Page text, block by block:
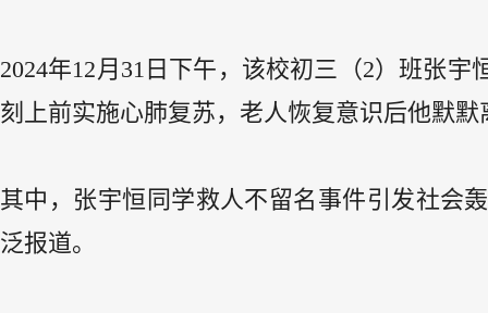
2024年12月31日下午，该校初三（2）班张
刻上前实施心肺复苏，老人恢复意识后他默
其中，张宇恒同学救人不留名事件引发社会
泛报道。